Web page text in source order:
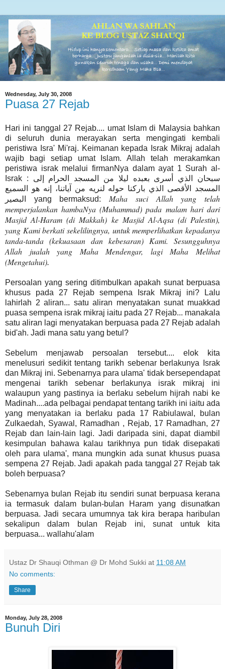
Wednesday, July 30, 2008
Puasa 27 Rejab
Hari ini tanggal 27 Rejab.... umat Islam di Malaysia bahkan
di seluruh dunia merayakan serta mengingati kembali
peristiwa Isra' Mi'raj. Keimanan kepada Israk Mikraj adalah
wajib bagi setiap umat Islam. Allah telah merakamkan
peristiwa israk melalui firmanNya dalam ayat 1 Surah al-
Israk : سبحان الذي أسرى بعبده ليلا من المسجد الحرام إلى
المسجد الأقصى الذي باركنا حوله لنريه من آياتنا، إنه هو السميع
البصير yang bermaksud: Maha suci Allah yang telah
memperjalankan hambaNya (Muhammad) pada malam hari dari
Masjid Al-Haram (di Makkah) ke Masjid Al-Aqsa (di Palestin),
yang Kami berkati sekelilingnya, untuk memperlihatkan kepadanya
tanda-tanda (kekuasaan dan kebesaran) Kami. Sesungguhnya
Allah jualah yang Maha Mendengar, lagi Maha Melihat
(Mengetahui).
Persoalan yang sering ditimbulkan apakah sunat berpuasa
khusus pada 27 Rejab sempena Israk Mikraj ini? Lalu
lahirlah 2 aliran... satu aliran menyatakan sunat muakkad
puasa sempena israk mikraj iaitu pada 27 Rejab... manakala
satu aliran lagi menyatakan berpuasa pada 27 Rejab adalah
bid'ah. Jadi mana satu yang betul?
Sebelum menjawab persoalan tersebut.... elok kita
menelusuri sedikit tentang tarikh sebenar berlakunya Israk
dan Mikraj ini. Sebenarnya para ulama' tidak bersependapat
mengenai tarikh sebenar berlakunya israk mikraj ini
walaupun yang pastinya ia berlaku sebelum hijrah nabi ke
Madinah....ada pelbagai pendapat tentang tarikh ini iaitu ada
yang menyatakan ia berlaku pada 17 Rabiulawal, bulan
Zulkaedah, Syawal, Ramadhan , Rejab, 17 Ramadhan, 27
Rejab dan lain-lain lagi. Jadi daripada sini, dapat diambil
kesimpulan bahawa kalau tarikhnya pun tidak disepakati
oleh para ulama', mana mungkin ada sunat khusus puasa
sempena 27 Rejab. Jadi apakah pada tanggal 27 Rejab tak
boleh berpuasa?
Sebenarnya bulan Rejab itu sendiri sunat berpuasa kerana
ia termasuk dalam bulan-bulan Haram yang disunatkan
berpuasa. Jadi secara umumnya tak kira berapa haribulan
sekalipun dalam bulan Rejab ini, sunat untuk kita
berpuasa... wallahu'alam
Ustaz Dr Shauqi Othman @ Dr Mohd Sukki at 11:08 AM
No comments:
Share
Monday, July 28, 2008
Bunuh Diri